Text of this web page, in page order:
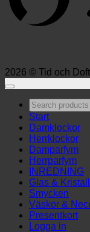
2026 © Tid och
Search
products
…
Start
Damklockor
Herrklockor
Damparfym
Herrparfym
INREDNING
Glas & Kristall
Smycken
Väskor &
Presentkort
Logga in